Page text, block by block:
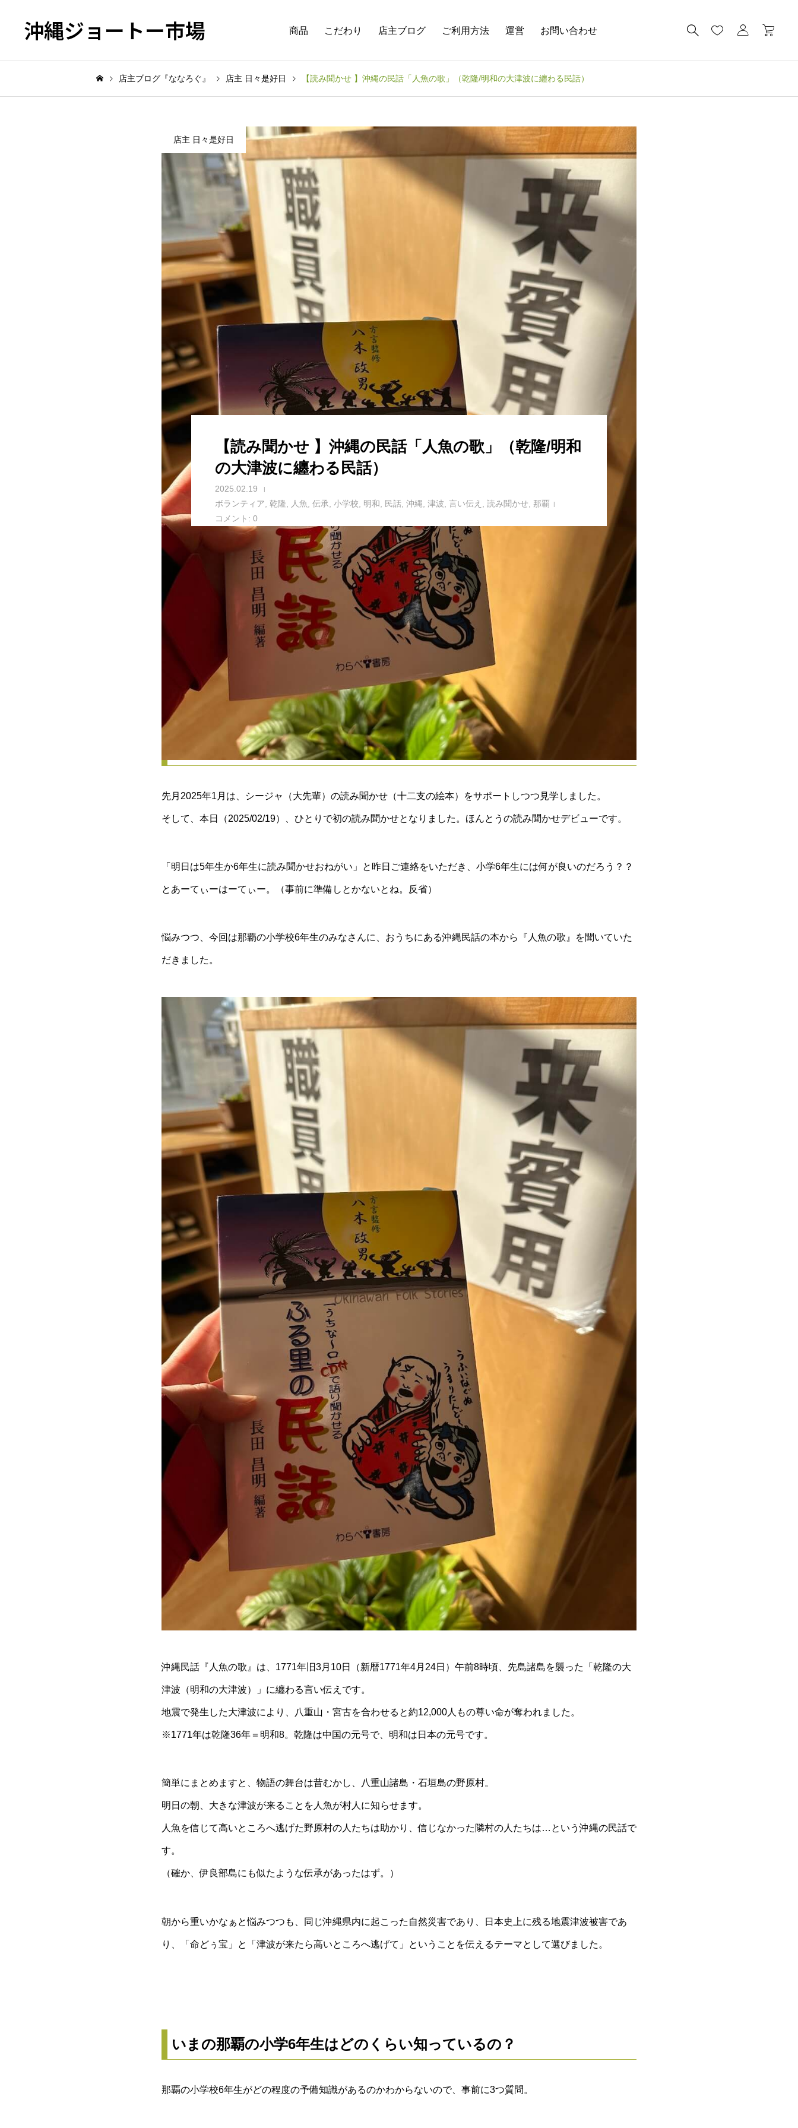
沖縄ジョートー市場 商品 こだわり 店主ブログ ご利用方法 運営 お問い合わせ
店主ブログ『ななろぐ』 店主 日々是好日 【読み聞かせ 】沖縄の民話「人魚の歌」（乾隆/明和の大津波に纏わる民話）
店主 日々是好日
【読み聞かせ 】沖縄の民話「人魚の歌」（乾隆/明和
の大津波に纏わる民話）
2025.02.19
ボランティア 乾隆 人魚 伝承 小学校 明和 民話 沖縄 津波 言い伝え 読み聞かせ 那覇
コメント: 0
ハイタイ！ ちゅううがなびら。
那覇から七海（ななみ）こと美加やいびーん。
今日はいつもより早起きして、那覇市内のある小学校へ読み聞かせボランティアに伺ってきました。
今年（令和7年）から那覇市内の小学校へ読み聞かせボランティアに伺っています。
いつどこで、どんな本を誰に聞いていただいたのか備忘録として綴ります。
ご興味ございましたら以下どうぞ。o(^-^)o
読み聞かせボランティア備忘録（１）
先月2025年1月は、シージャ（大先輩）の読み聞かせ（十二支の絵本）をサポートしつつ見学しました。
そして、本日（2025/02/19）、ひとりで初の読み聞かせとなりました。ほんとうの読み聞かせデビューです。
「明日は5年生か6年生に読み聞かせおねがい」と昨日ご連絡をいただき、小学6年生には何が良いのだろう？？
とあーてぃーはーてぃー。（事前に準備しとかないとね。反省）
悩みつつ、今回は那覇の小学校6年生のみなさんに、おうちにある沖縄民話の本から『人魚の歌』を聞いていた
だきました。
沖縄民話『人魚の歌』は、1771年旧3月10日（新暦1771年4月24日）午前8時頃、先島諸島を襲った「乾隆の大
津波（明和の大津波）」に纏わる言い伝えです。
地震で発生した大津波により、八重山・宮古を合わせると約12,000人もの尊い命が奪われました。
※1771年は乾隆36年＝明和8。乾隆は中国の元号で、明和は日本の元号です。
簡単にまとめますと、物語の舞台は昔むかし、八重山諸島・石垣島の野原村。
明日の朝、大きな津波が来ることを人魚が村人に知らせます。
人魚を信じて高いところへ逃げた野原村の人たちは助かり、信じなかった隣村の人たちは…という沖縄の民話で
す。
（確か、伊良部島にも似たような伝承があったはず。）
朝から重いかなぁと悩みつつも、同じ沖縄県内に起こった自然災害であり、日本史上に残る地震津波被害であ
り、「命どぅ宝」と「津波が来たら高いところへ逃げて」ということを伝えるテーマとして選びました。
いまの那覇の小学6年生はどのくらい知っているの？
那覇の小学校6年生がどの程度の予備知識があるのかわからないので、事前に3つ質問。